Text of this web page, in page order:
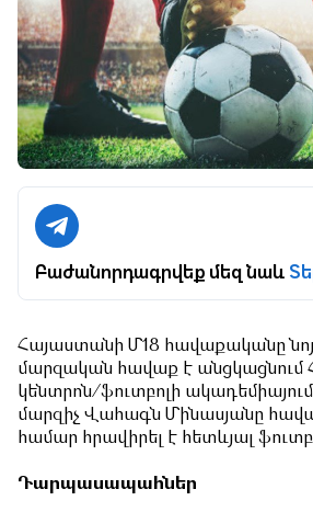
Բաժանորդագրվեք մեզ նաև
Հայաստանի Մ18 հավաքականը
մարզական հավաք է
կենտրոն/ֆուտբոլի
մարզիչ Վահագն Մինասյանը
համար հրավիրել է հետևյալ
Դարպասապահներ